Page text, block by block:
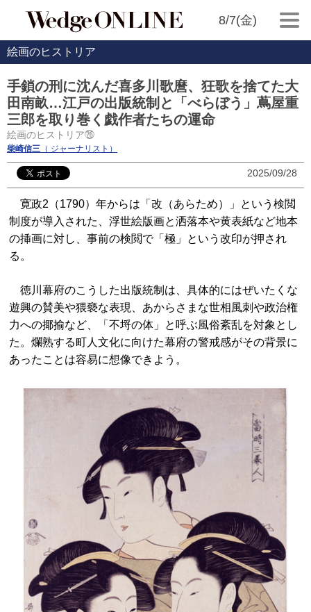
8/7(金)
絵画のヒストリア
手鎖の刑に沈んだ喜多川歌麿、狂歌を捨てた大
田南畝…江戸の出版統制と「べらぼう」蔦屋重
三郎を取り巻く戯作者たちの運命
絵画のヒストリア㉖
柴崎信三 （ ジャーナリスト）
2025/09/28
寛政2（1790）年からは「改（あらため）」という検閲
制度が導入された、浮世絵版画と洒落本や黄表紙など地本
の挿画に対し、事前の検閲で「極」という改印が押され
る。
徳川幕府のこうした出版統制は、具体的にはぜいたくな
遊興の賛美や猥褻な表現、あからさまな世相風刺や政治権
力への揶揄など、「不埒の体」と呼ぶ風俗紊乱を対象とし
た。爛熟する町人文化に向けた幕府の警戒感がその背景に
あったことは容易に想像できよう。